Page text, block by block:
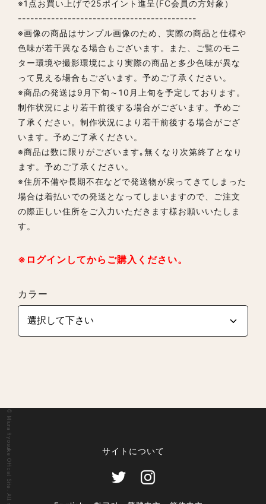
※1点お買い上げで25ポイント進呈(FC会員の方対象）
-------------------------------------------
※画像の商品はサンプル画像のため、実際の商品と仕様や
色味が若干異なる場合もございます。また、ご覧のモニ
ター環境や撮影環境により実際の商品と多少色味が異な
って見える場合もございます。予めご了承ください。
※商品の発送は9月下旬～10月上旬を予定しております。
制作状況により若干前後する場合がございます。予めご
了承ください。制作状況により若干前後する場合がござ
います。予めご了承ください。
※商品は数に限りがございます｡無くなり次第終了となり
ます。予めご了承ください。
※住所不備や長期不在などで発送物が戻ってきてしまった
場合は着払いでの発送となってしまいますので、ご注文
の際正しい住所をご入力いただきます様お願いいたしま
す。
※ログインしてからご購入ください。
カラー
サイトについて